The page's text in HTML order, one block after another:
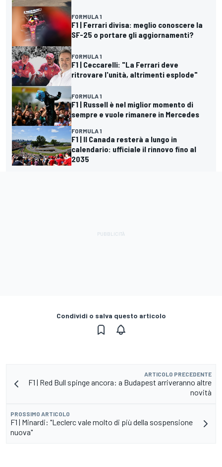
FORMULA 1
F1 | Ferrari divisa: meglio conoscere la
SF-25 o portare gli aggiornamenti?
FORMULA 1
F1 | Ceccarelli: "La Ferrari deve
ritrovare l'unità, altrimenti esplode"
FORMULA 1
F1 | Russell è nel miglior momento di
sempre e vuole rimanere in Mercedes
FORMULA 1
F1 | Il Canada resterà a lungo in
calendario: ufficiale il rinnovo fino al
2035
Condividi o salva questo articolo
ARTICOLO PRECEDENTE
F1 | Red Bull spinge ancora: a Budapest arriveranno altre
novità
PROSSIMO ARTICOLO
F1 | Minardi: "Leclerc vale molto di più della sospensione
nuova"